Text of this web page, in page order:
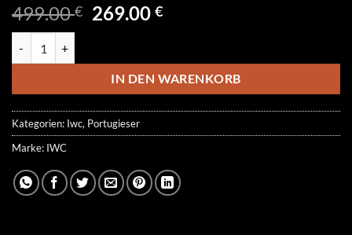
499.00€ Ursprünglicher
499.00 €
269.00€Aktueller
269.00 €.
IN DEN WARENKORB
Kategorien: Iwc, Portugieser
Marke: IWC